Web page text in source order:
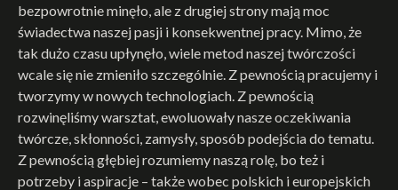
bezpowrotnie minęło, ale z drugiej strony mają moc
świadectwa naszej pasji i konsekwentnej pracy. Mimo, że
tak dużo czasu upłynęło, wiele metod naszej twórczości
wcale się nie zmieniło szczególnie. Z pewnością pracujemy i
tworzymy w nowych technologiach. Z pewnością
rozwinęliśmy warsztat, ewoluowały nasze oczekiwania
twórcze, skłonności, zamysły, sposób podejścia do tematu.
Z pewnością głębiej rozumiemy naszą rolę, bo też i
potrzeby i aspiracje – także wobec polskich i europejskich